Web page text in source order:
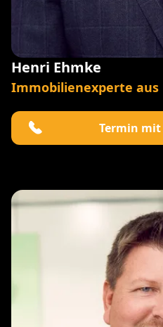
Henri Ehmke
Immobilienexperte aus
Termin mit